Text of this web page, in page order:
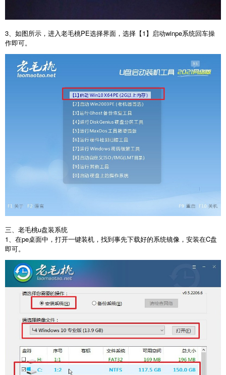
3、如图所示，进入老毛桃PE选择界面，选择【1】启动winpe系统回车操
作即可。
三、老毛桃u盘装系统
1、在pe桌面中，打开一键装机，找到事先下载好的系统镜像，安装在C盘
即可。